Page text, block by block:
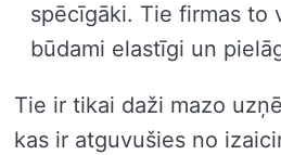
spēcīgāki. Tie firmas to
būdami elastīgi un
Tie ir tikai daži mazo
kas ir atguvušies no